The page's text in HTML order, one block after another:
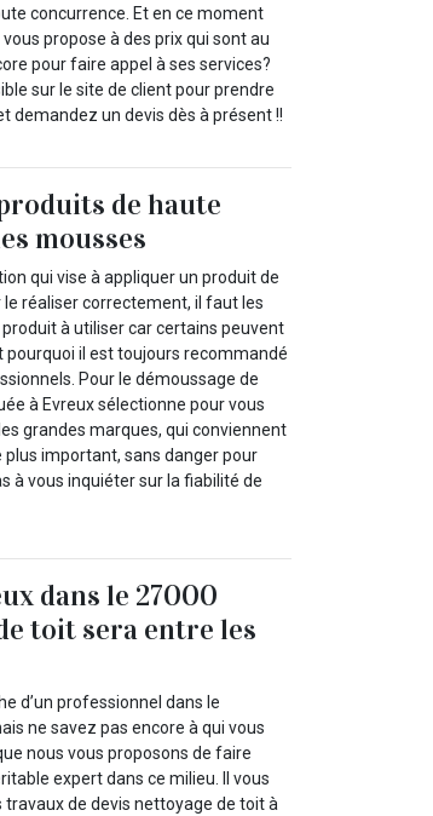
concurrence. Et en ce moment
propose à des prix qui sont au
pour faire appel à ses services?
sur le site de client pour prendre
demandez un devis dès à présent !!
de haute
mousses
qui vise à appliquer un produit de
réaliser correctement, il faut les
à utiliser car certains peuvent
il est toujours recommandé
Pour le démoussage de
à Evreux sélectionne pour vous
grandes marques, qui conviennent
important, sans danger pour
à vous inquiéter sur la fiabilité de
dans le 27000
toit sera entre les
d’un professionnel dans le
ne savez pas encore à qui vous
nous vous proposons de faire
expert dans ce milieu. Il vous
de devis nettoyage de toit à